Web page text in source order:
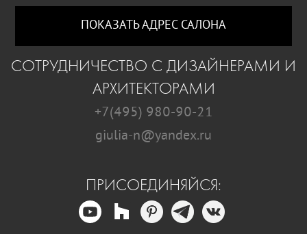
ПОКАЗАТЬ АДРЕС САЛОНА
СОТРУДНИЧЕСТВО С ДИЗАЙНЕРАМИ И
АРХИТЕКТОРАМИ
+7(495) 980-90-21
giulia-n@yandex.ru
ПРИСОЕДИНЯЙСЯ: